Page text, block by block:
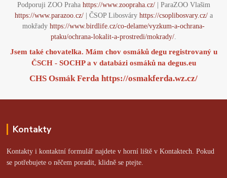
Podporuji ZOO Praha https://www.zoopraha.cz/| ParaZOO Vlašim
https://www.parazoo.cz/| ČSOP Libosváry https://csoplibosvary.cz/a
mokřady https://www.birdlife.cz/co-delame/vyzkum-a-ochrana-
ptaku/ochrana-lokalit-a-prostredi/mokrady/
Jsem také chovatelka. Mám chov osmáků degu registrovaný u
ČSCH - SOCHP a v databázi osmáků na degus.eu
CHS Osmák Ferda https://osmakferda.wz.cz/
Kontakty
Kontakty i kontaktní formulář najdete v horní liště v Kontaktech. Pokud
se potřebujete o něčem poradit, klidně se ptejte.